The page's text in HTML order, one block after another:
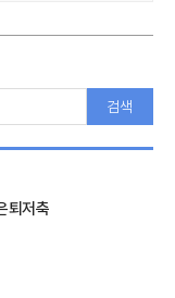
설정하여야 할 것이다.
전에 예방하는 방안의
작용을 사전에 예상·
리가이드라인을 적극
쟁력 강화 차원에서
, 외부 위탁규제 등을
을 사전 테스트하도록
소비자 피해 예방을
검색
퇴저축